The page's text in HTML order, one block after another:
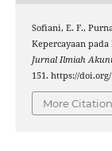
Sofiani, E. F.,
Kepercayaan
Jurnal Ilmiah
151. https://
More